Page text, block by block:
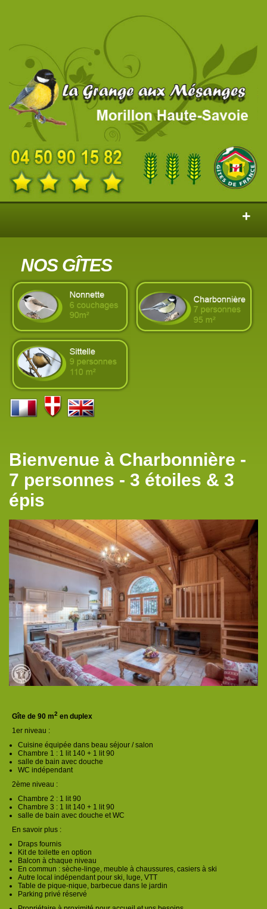
NOS GÎTES
Bienvenue à Charbonnière -
7 personnes - 3 étoiles & 3
épis
Gîte de 90 m2 en duplex
1er niveau :
Cuisine équipée dans beau séjour / salon
Chambre 1 : 1 lit 140 + 1 lit 90
salle de bain avec douche
WC indépendant
2ème niveau :
Chambre 2 : 1 lit 90
Chambre 3 : 1 lit 140 + 1 lit 90
salle de bain avec douche et WC
En savoir plus :
Draps fournis
Kit de toilette en option
Balcon à chaque niveau
En commun : sèche-linge, meuble à chaussures, casiers à ski
Autre local indépendant pour ski, luge, VTT
Table de pique-nique, barbecue dans le jardin
Parking privé réservé